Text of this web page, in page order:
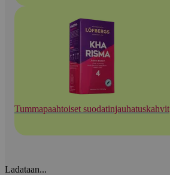
Tummapaahtoiset suodatinjauhatuskahvit
Ladataan...